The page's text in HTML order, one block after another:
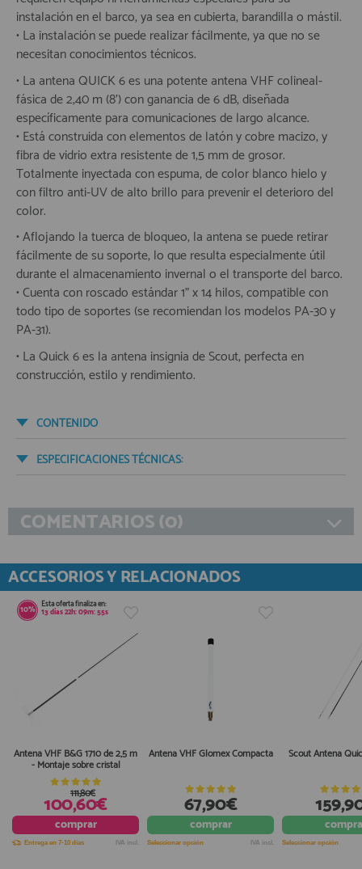
instalación en el barco, ya sea en cubierta, barandilla o mástil.
• La instalación se puede realizar fácilmente, ya que no se
necesitan conocimientos técnicos.
• La antena QUICK 6 es una potente antena VHF colineal-
fásica de 2,40 m (8’) con ganancia de 6 dB, diseñada
específicamente para comunicaciones de largo alcance.
• Está construida con elementos de latón y cobre macizo, y
fibra de vidrio extra resistente de 1,5 mm de grosor.
Totalmente inyectada con espuma, de color blanco hielo y
con filtro anti-UV de alto brillo para prevenir el deterioro del
color.
• Aflojando la tuerca de bloqueo, la antena se puede retirar
fácilmente de su soporte, lo que resulta especialmente útil
durante el almacenamiento invernal o el transporte del barco.
• Cuenta con roscado estándar 1” x 14 hilos, compatible con
todo tipo de soportes (se recomiendan los modelos PA-30 y
PA-31).
• La Quick 6 es la antena insignia de Scout, perfecta en
construcción, estilo y rendimiento.
CONTENIDO
ESPECIFICACIONES TÉCNICAS:
COMENTARIOS (0)
ACCESORIOS Y RELACIONADOS
10% Esta oferta finaliza en:
13días22h:09m:55s
Antena VHF B&G 1710 de 2,5 m
- Montaje sobre cristal
100,60€
111,80€
comprar
Entrega en 7-10 días IVA incl.
Antena VHF Glomex Compacta
67,90€
comprar
Seleccionar opción IVA incl.
Scout Antena
Seleccionar opción